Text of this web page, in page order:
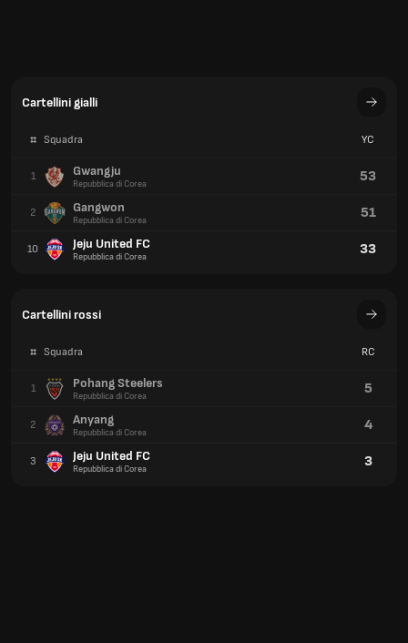
Cartellini gialli
# Squadra YC
1 Gwangju
Repubblica di Corea 53
2 Gangwon
Repubblica di Corea 51
10 Jeju United FC
Repubblica di Corea 33
Cartellini rossi
# Squadra RC
1 Pohang Steelers
Repubblica di Corea 5
2 Anyang
Repubblica di Corea 4
3 Jeju United FC
Repubblica di Corea 3